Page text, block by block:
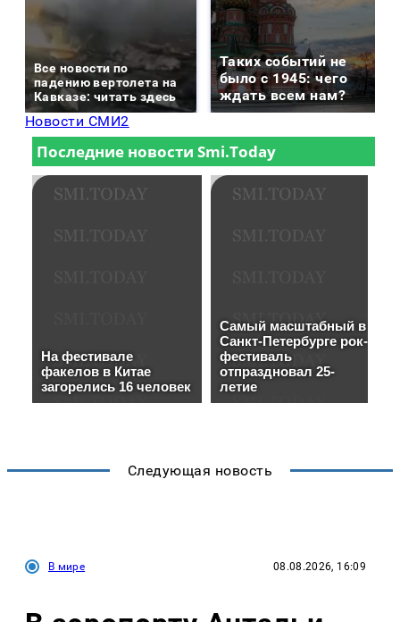
Все новости по
падению вертолета на
Кавказе: читать здесь
Таких событий не
было с 1945: чего
ждать всем нам?
Новости СМИ2
Следующая новость
В мире 08.08.2026, 16:09